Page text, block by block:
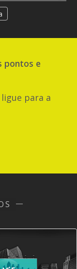
pontos e
para a